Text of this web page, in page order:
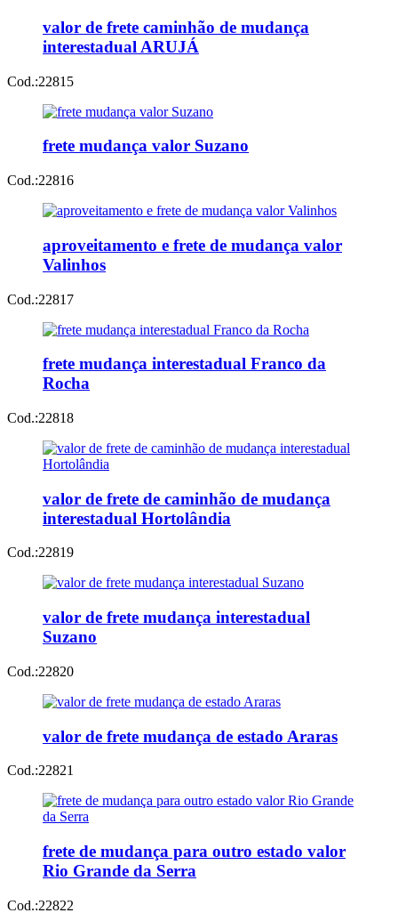
valor de frete caminhão de mudança
interestadual ARUJÁ
Cod.:22815
frete mudança valor Suzano
Cod.:22816
aproveitamento e frete de mudança valor
Valinhos
Cod.:22817
frete mudança interestadual Franco da
Rocha
Cod.:22818
valor de frete de caminhão de mudança
interestadual Hortolândia
Cod.:22819
valor de frete mudança interestadual
Suzano
Cod.:22820
valor de frete mudança de estado Araras
Cod.:22821
frete de mudança para outro estado valor
Rio Grande da Serra
Cod.:22822